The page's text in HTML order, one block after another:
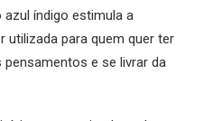
azul índigo estimula a
utilizada para quem quer ter
e se livrar da